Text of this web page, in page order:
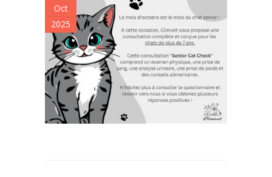
Oct
2025